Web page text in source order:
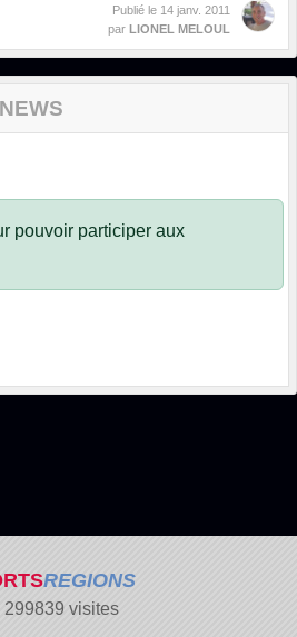
Publié le 14 janv. 2011
par LIONEL MELOUL
pouvoir participer aux
REGIONS
299839 visites